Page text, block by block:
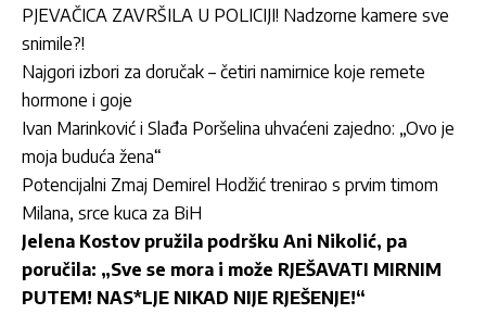
PJEVAČICA ZAVRŠILA U POLICIJI! Nadzorne kamere sve
snimile?!
Najgori izbori za doručak – četiri namirnice koje remete
hormone i goje
Ivan Marinković i Slađa Poršelina uhvaćeni zajedno: „Ovo je
moja buduća žena“
Potencijalni Zmaj Demirel Hodžić trenirao s prvim timom
Milana, srce kuca za BiH
Jelena Kostov pružila podršku Ani Nikolić, pa
poručila: „Sve se mora i može RJEŠAVATI MIRNIM
PUTEM! NAS*LJE NIKAD NIJE RJEŠENJE!“